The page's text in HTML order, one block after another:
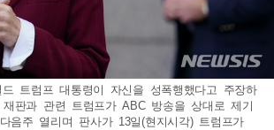
드 트럼프 대통령이 자신을 성폭행했다고 주장하
판과 관련 트럼프가 ABC 방송을 상대로 제기
음주 열리며 판사가 13일(현지시각) 트럼프가